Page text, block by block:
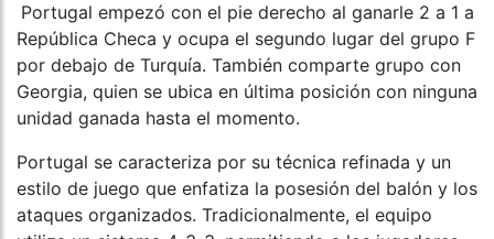
Portugal empezó con el pie derecho al ganarle 2 a 1 a
República Checa y ocupa el segundo lugar del grupo F
por debajo de Turquía. También comparte grupo con
Georgia, quien se ubica en última posición con ninguna
unidad ganada hasta el momento.
Portugal se caracteriza por su técnica refinada y un
estilo de juego que enfatiza la posesión del balón y los
ataques organizados. Tradicionalmente, el equipo